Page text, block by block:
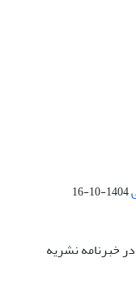
1404-10-16
خبرنامه نشریه